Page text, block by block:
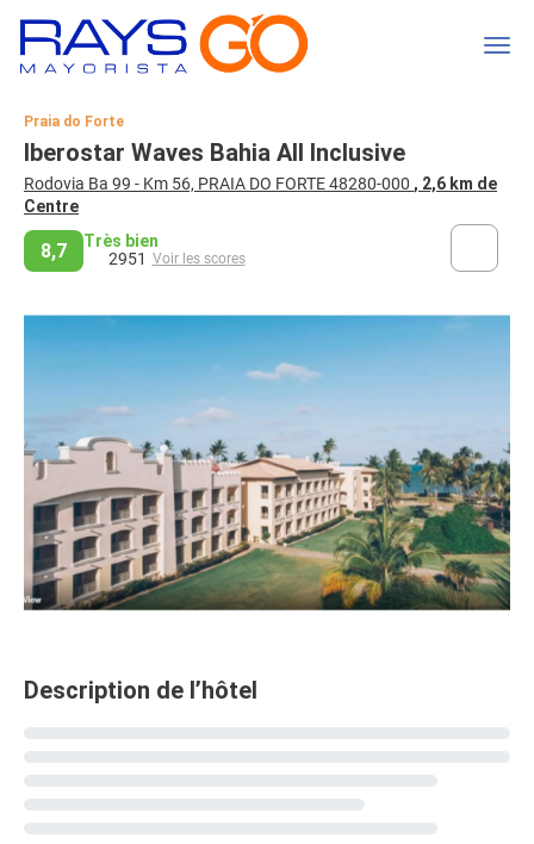
Praia do Forte
Iberostar Waves Bahia All Inclusive
Rodovia Ba 99 - Km 56, PRAIA DO FORTE 48280-000 , 2,6 km de
Centre
8,7
Très bien
2951 Voir les scores
Description de l’hôtel